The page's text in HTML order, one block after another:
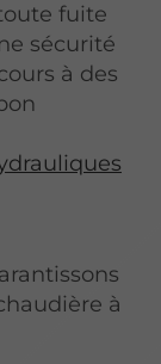
fuite
sécurité
à des
à